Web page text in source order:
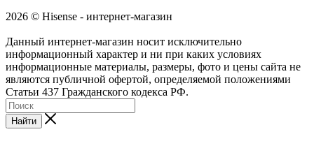
2026 © Hisense - интернет-магазин
Данный интернет-магазин носит исключительно
информационный характер и ни при каких условиях
информационные материалы, размеры, фото и цены сайта не
являются публичной офертой, определяемой положениями
Статьи 437 Гражданского кодекса РФ.
Найти